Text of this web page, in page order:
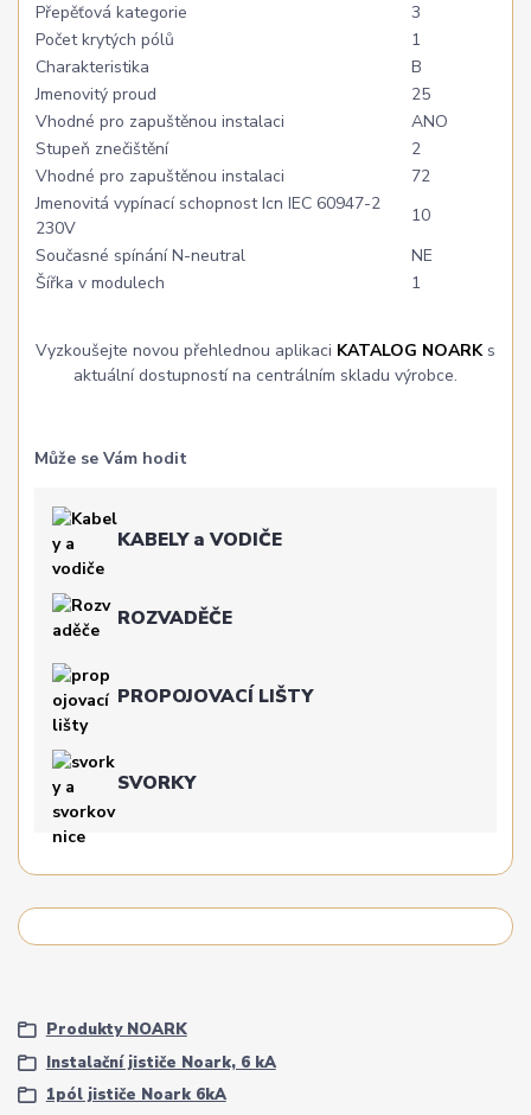
Přepěťová kategorie
3
Počet krytých pólů
1
Charakteristika
B
Jmenovitý proud
25
Vhodné pro zapuštěnou instalaci
ANO
Stupeň znečištění
2
Vhodné pro zapuštěnou instalaci
72
Jmenovitá vypínací schopnost Icn IEC 60947-2
230V
10
Současné spínání N-neutral
NE
Šířka v modulech
1
Vyzkoušejte novou přehlednou aplikaci KATALOG NOARKs
aktuální dostupností na centrálním skladu výrobce.
Může se Vám hodit
KABELY a VODIČE
ROZVADĚČE
PROPOJOVACÍ LIŠTY
SVORKY
Produkty NOARK
Instalační jističe Noark, 6 kA
1pól jističe Noark 6kA